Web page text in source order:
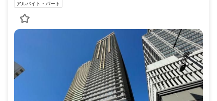
アルバイト・パート